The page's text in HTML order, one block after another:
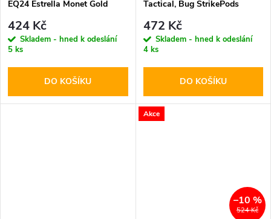
EQ24 Estrella Monet Gold
424 Kč
Skladem - hned k odeslání
5 ks
DO KOŠÍKU
Tactical, Bug StrikePods
472 Kč
Skladem - hned k odeslání
4 ks
DO KOŠÍKU
Akce
524 Kč
–10 %